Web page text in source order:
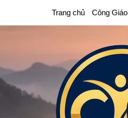
Trang chủ Công Giáo